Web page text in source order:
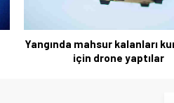
Yangında mahsur kalanları
için drone yaptılar